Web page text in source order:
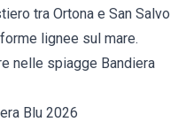
tra Ortona e San Salvo
lignee sul mare.
nelle spiagge Bandiera
Blu 2026